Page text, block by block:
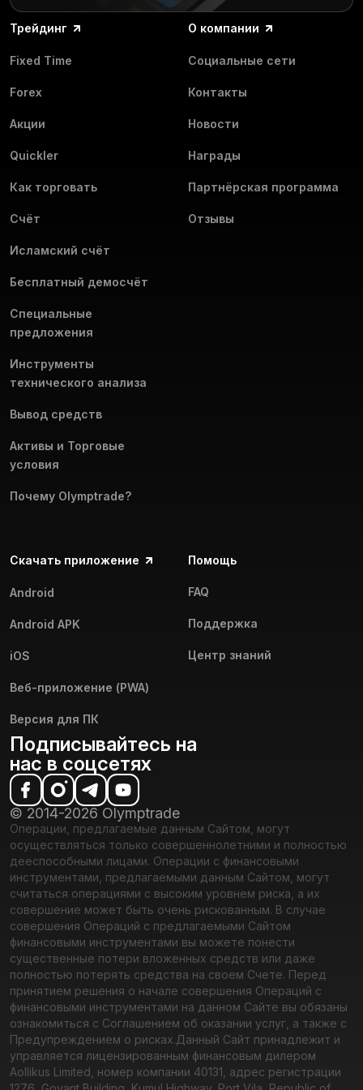
акциях.
без риска и оттачивайте свои навыки вместе
Трейдинг
Fixed Time
Forex
Акции
Quickler
Как торговать
Счёт
Исламский счёт
Бесплатный демосчёт
Специальные
предложения
Инструменты
технического анализа
Вывод средств
Активы и Торговые
условия
Почему Olymptrade?
О компании
Социальные сети
Контакты
Новости
Награды
Партнёрская программа
Отзывы
Скачать приложение
Android
Android APK
iOS
Веб-приложение (PWA)
Версия для ПК
Помощь
FAQ
Поддержка
Центр знаний
Подписывайтесь на
нас в соцсетях
© 2014-2026 Olymptrade
Операции, предлагаемые данным Сайтом, могут
осуществляться только совершеннолетними и полностью
дееспособными лицами. Операции с финансовыми
инструментами, предлагаемыми данным Сайтом, могут
считаться операциями с высоким уровнем риска, а их
совершение может быть очень рискованным. В случае
совершения Операций с предлагаемыми Сайтом
финансовыми инструментами вы можете понести
существенные потери вложенных средств или даже
полностью потерять средства на своем Счете. Перед
принятием решения о начале совершения Операций с
финансовыми инструментами на данном Сайте вы обязаны
ознакомиться с Соглашением об оказании услуг, а также с
Предупреждением о рисках.Данный Сайт принадлежит и
управляется лицензированным финансовым дилером
Aollikus Limited, номер компании 40131, адрес регистрации